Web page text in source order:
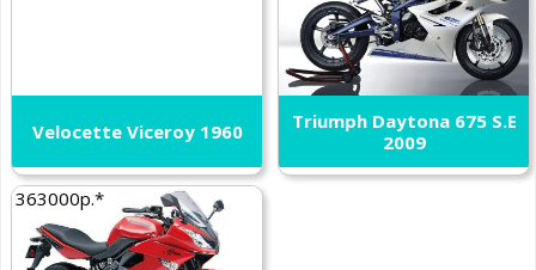
Velocette Viceroy 1960
Triumph Daytona 675 S.E
2009
363000р.*